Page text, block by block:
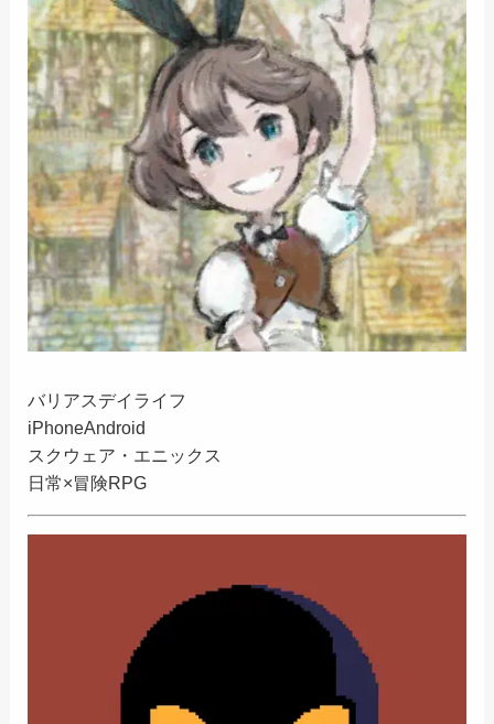
バリアスデイライフ
iPhoneAndroid
スクウェア・エニックス
日常×冒険RPG